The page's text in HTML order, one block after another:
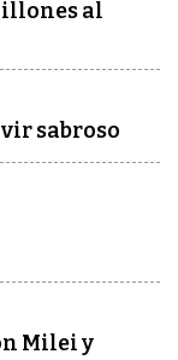
al
sabroso
Milei y